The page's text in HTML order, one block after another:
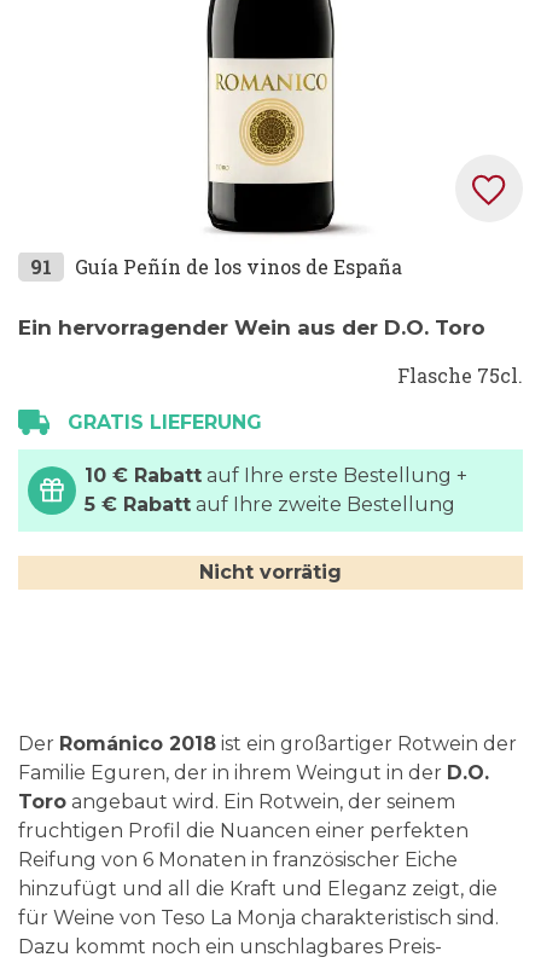
Zum
der
91 Guía Peñín de los vinos de España
Ein hervorragender Wein aus der D.O. Toro
Flasche 75cl.
GRATIS LIEFERUNG
10 € Rabatt auf Ihre erste Bestellung +
5 € Rabatt auf Ihre zweite Bestellung
Nicht vorrätig
Der Románico 2018 ist ein großartiger Rotwein der
Familie Eguren, der in ihrem Weingut in der D.O.
Toro angebaut wird. Ein Rotwein, der seinem
fruchtigen Profil die Nuancen einer perfekten
Reifung von 6 Monaten in französischer Eiche
hinzufügt und all die Kraft und Eleganz zeigt, die
für Weine von Teso La Monja charakteristisch sind.
Dazu kommt noch ein unschlagbares Preis-